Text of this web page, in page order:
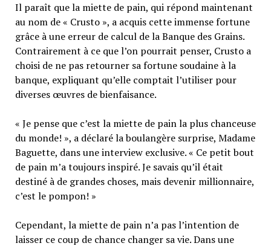
Il paraît que la miette de pain, qui répond maintenant
au nom de « Crusto », a acquis cette immense fortune
grâce à une erreur de calcul de la Banque des Grains.
Contrairement à ce que l’on pourrait penser, Crusto a
choisi de ne pas retourner sa fortune soudaine à la
banque, expliquant qu’elle comptait l’utiliser pour
diverses œuvres de bienfaisance.
« Je pense que c’est la miette de pain la plus chanceuse
du monde! », a déclaré la boulangère surprise, Madame
Baguette, dans une interview exclusive. « Ce petit bout
de pain m’a toujours inspiré. Je savais qu’il était
destiné à de grandes choses, mais devenir millionnaire,
c’est le pompon! »
Cependant, la miette de pain n’a pas l’intention de
laisser ce coup de chance changer sa vie. Dans une